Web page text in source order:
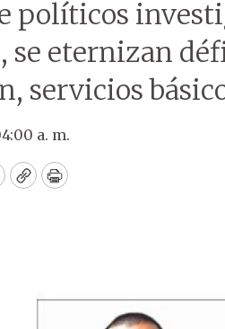
políticos
se eternizan
servicios
a. m.
CopyPrint